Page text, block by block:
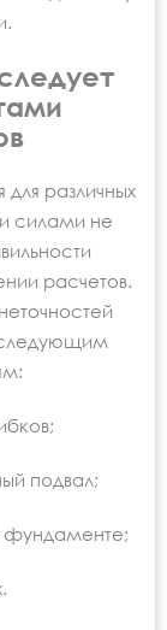
различных
силами не
расчетов.
подвал;
фундаменте;